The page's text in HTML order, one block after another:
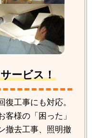
ービス！
工事にも対応。
様の「困った」
撤去工事、照明撤